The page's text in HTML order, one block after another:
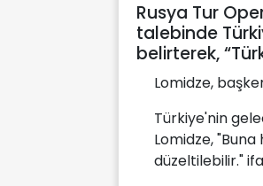
Rusya Tur
talebinde
belirterek,
Lomidze,
Türkiye'nin
Lomidze,
düzeltilebilir."